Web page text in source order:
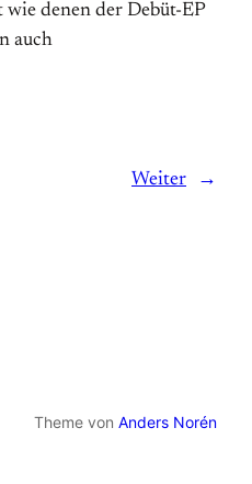
wie denen der Debüt-EP
auch
Weiter →
Theme von Anders Norén